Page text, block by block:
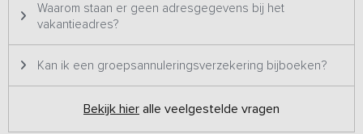
Waarom staan er geen adresgegevens bij het
vakantieadres?
Kan ik een groepsannuleringsverzekering bijboeken?
Bekijk hier alle veelgestelde vragen